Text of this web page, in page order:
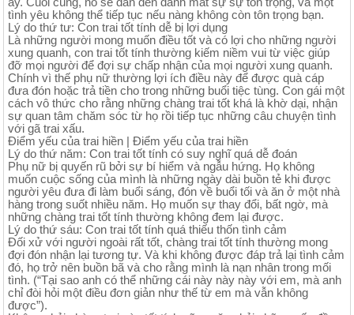
tình yêu không thể tiếp tục nếu nàng không còn tôn trọng bạn.
Lý do thứ tư: Con trai tốt tính dễ bị lợi dụng
Là những người mong muốn điều tốt và có lợi cho những người
xung quanh, con trai tốt tính thường kiếm niềm vui từ việc giúp
đỡ mọi người để đợi sự chấp nhận của mọi người xung quanh.
Chính vì thế phụ nữ thường lợi ích điều này để được quà cáp
đưa đón hoặc trả tiền cho trong những buổi tiệc tùng. Con gái một
cách vô thức cho rằng những chàng trai tốt khá là khờ dại, nhận
sự quan tâm chăm sóc từ họ rồi tiếp tục những câu chuyện tình
với gã trai xấu.
Điểm yếu của trai hiền | Điểm yếu của trai hiền
Lý do thứ năm: Con trai tốt tính có suy nghĩ quá dễ đoán
Phụ nữ bị quyến rũ bởi sự bí hiểm và ngẫu hứng. Họ không
muốn cuộc sống của mình là những ngày dài buồn tẻ khi được
người yêu đưa đi làm buổi sáng, đón về buổi tối và ăn ở một nhà
hàng trong suốt nhiều năm. Họ muốn sự thay đổi, bất ngờ, mà
những chàng trai tốt tính thường không đem lại được.
Lý do thứ sáu: Con trai tốt tính quá thiếu thốn tình cảm
Đối xử với người ngoài rất tốt, chàng trai tốt tính thường mong
đợi đón nhận lại tương tự. Và khi không được đáp trả lại tình cảm
đó, họ trở nên buồn bã và cho rằng mình là nạn nhân trong mối
tình. (“Tại sao anh có thể những cái này này này với em, mà anh
chỉ đòi hỏi một điều đơn giản như thế từ em mà vẫn không
được”).